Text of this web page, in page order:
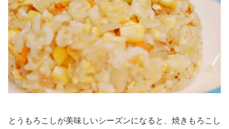
とうもろこしが美味しいシーズンになると、焼きもろこし